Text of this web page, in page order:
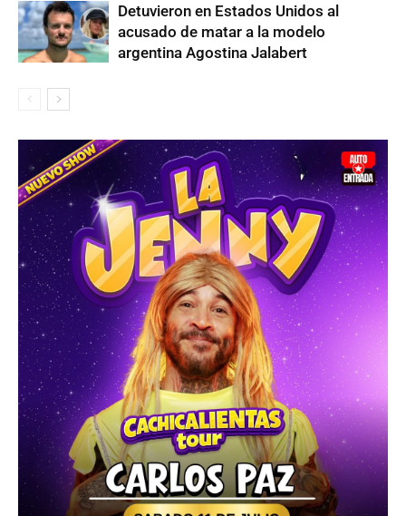
Detuvieron en Estados Unidos al
acusado de matar a la modelo
argentina Agostina Jalabert